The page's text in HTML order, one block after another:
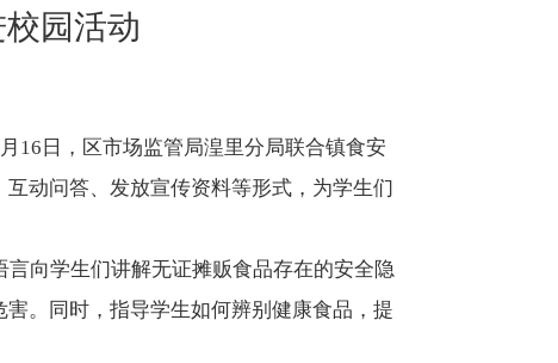
园活动
16日，区市场监管局湟里分局联合镇食安
动问答、发放宣传资料等形式，为学生们
向学生们讲解无证摊贩食品存在的安全隐
。同时，指导学生如何辨别健康食品，提